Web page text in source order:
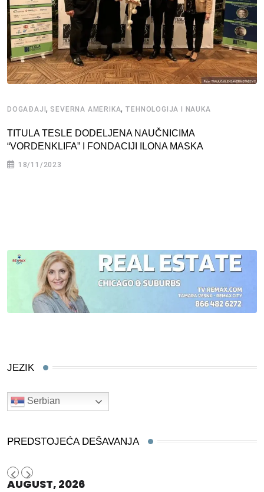
DOGAĐAJI, SEVERNA AMERIKA, TEHNOLOGIJA I NAUKA
TITULA TESLE DODELJENA NAUČNICIMA
“VORDENKLIFA” I FONDACIJI ILONA MASKA
18/11/2023
JEZIK
Serbian
PREDSTOJEĆA DEŠAVANJA
AUGUST, 2026